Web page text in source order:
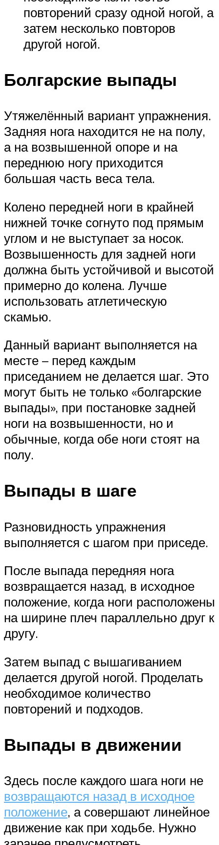
повторений сразу одной ногой, а
затем несколько повторов
другой ногой.
Болгарские выпады
Утяжелённый вариант упражнения.
Задняя нога находится не на полу,
а на возвышенной опоре и на
переднюю ногу приходится
большая часть веса тела.
Колено передней ноги в крайней
нижней точке согнуто под прямым
углом и не выступает за носок.
Возвышенность для задней ноги
должна быть устойчивой и высотой
примерно до колена. Лучше
использовать атлетическую
скамью.
Данный вариант выполняется на
месте – перед каждым
приседанием не делается шаг. Это
могут быть не только «болгарские
выпады», при постановке задней
ноги на возвышенности, но и
обычные, когда обе ноги стоят на
полу.
Выпады в шаге
Разновидность упражнения
выполняется с шагом при приседе.
После выпада передняя нога
возвращается назад, в исходное
положение, когда ноги расположены
на ширине плеч параллельно друг к
другу.
Затем выпад с вышагиванием
делается другой ногой. Проделать
необходимое количество
повторений и подходов.
Выпады в движении
Здесь после каждого шага ноги не
возвращаются назад в исходное
положение, а совершают линейное
движение как при ходьбе. Нужно